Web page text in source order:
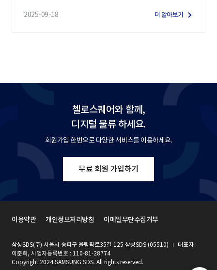
2025-09-18 더 알아보기
첼로스퀘어와 함께,
디지털 물류 하세요.
회원가입 한번으로 다양한 서비스를 이용하세요.
무료 회원 가입하기
삼성SDS(주) 서울시 송파구 올림픽로35길 125 삼성SDS (05510)
대표자 :
이준희, 사업자등록번호 : 110-81-28774
Copyright 2024 SAMSUNG SDS. All rights reserved.
이용약관 개인정보처리방침 이메일무단수집거부